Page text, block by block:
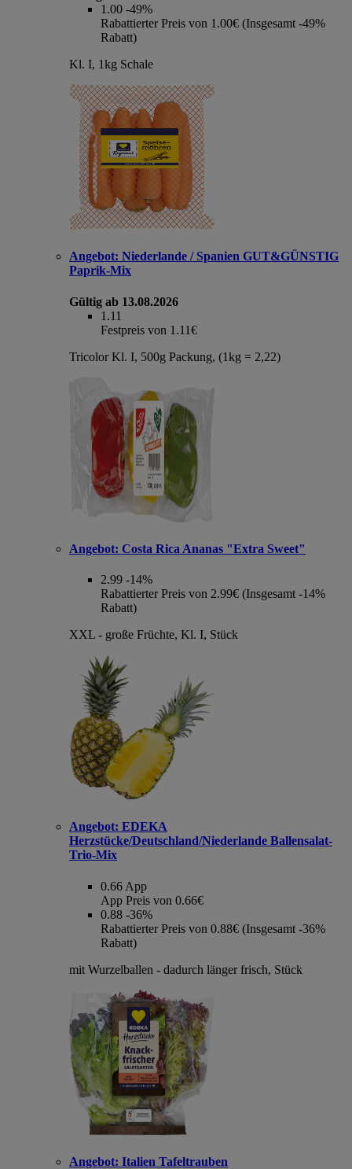
1.00 -49%
Rabattierter Preis von 1.00€ (Insgesamt -49%
Rabatt)
Kl. I, 1kg Schale
Angebot: Niederlande / Spanien GUT&GÜNSTIG
Paprik-Mix
Gültig ab 13.08.2026
1.11
Festpreis von 1.11€
Tricolor Kl. I, 500g Packung, (1kg = 2,22)
Angebot: Costa Rica Ananas "Extra Sweet"
2.99 -14%
Rabattierter Preis von 2.99€ (Insgesamt -14%
Rabatt)
XXL - große Früchte, Kl. I, Stück
Angebot: EDEKA
Herzstücke/Deutschland/Niederlande Ballensalat-
Trio-Mix
0.66 App
App Preis von 0.66€
0.88 -36%
Rabattierter Preis von 0.88€ (Insgesamt -36%
Rabatt)
mit Wurzelballen - dadurch länger frisch, Stück
Angebot: Italien Tafeltrauben